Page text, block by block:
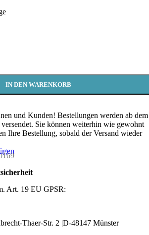
12 Fat Quarter, Westfalenstoffe Menge
IN DEN WARENKORB
und Kunden! Bestellungen werden ab dem
Sie können weiterhin wie gewohnt
Ihre Bestellung, sobald der Versand wieder
Art. 19 EU GPSR:
Thaer-Str. 2 |D-48147 Münster